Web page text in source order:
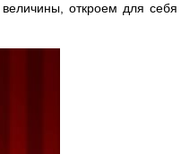
величины, откроем для себя